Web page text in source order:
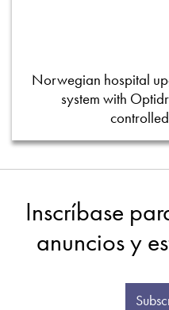
Norwegian hospital
system with
Inscríbase
anuncios y